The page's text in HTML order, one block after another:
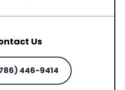
Us
446-9414